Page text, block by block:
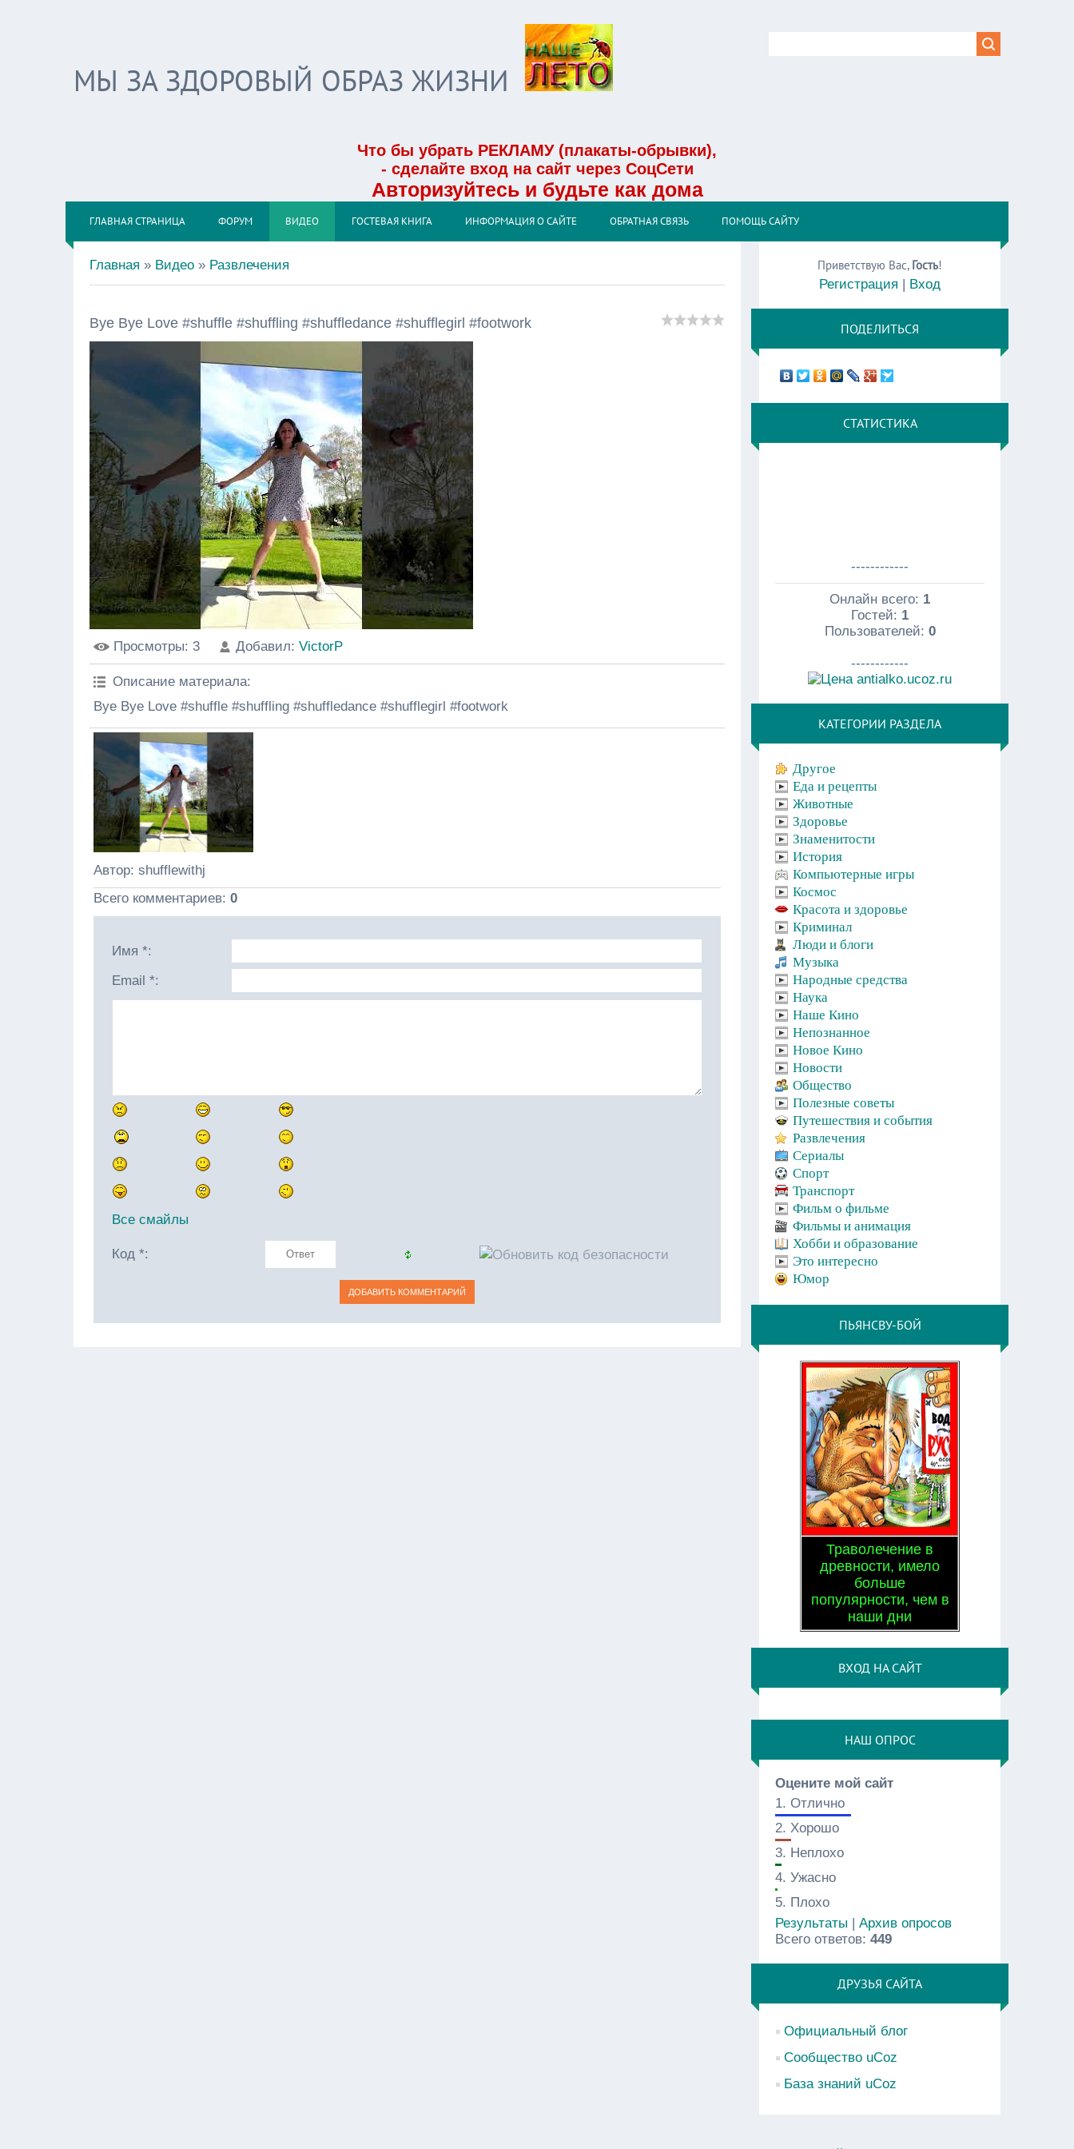
МЫ ЗА ЗДОРОВЫЙ ОБРАЗ ЖИЗНИ
Что бы убрать РЕКЛАМУ (плакаты-обрывки),
- сделайте вход на сайт через СоцСети
Авторизуйтесь и будьте как дома
ГЛАВНАЯ СТРАНИЦА ФОРУМ ВИДЕО ГОСТЕВАЯ КНИГА ИНФОРМАЦИЯ О САЙТЕ ОБРАТНАЯ СВЯЗЬ ПОМОЩЬ САЙТУ
Главная » Видео » Развлечения
Bye Bye Love #shuffle #shuffling #shuffledance #shufflegirl #footwork
Просмотры: 3 Добавил: VictorP
Описание материала:
Bye Bye Love #shuffle #shuffling #shuffledance #shufflegirl #footwork
Автор: shufflewithj
Всего комментариев: 0
Имя *:
Email *:
Все смайлы
Код *:
Приветствую Вас, Гость!
Регистрация | Вход
ПОДЕЛИТЬСЯ
СТАТИСТИКА
------------
Онлайн всего: 1
Гостей: 1
Пользователей: 0
------------
КАТЕГОРИИ РАЗДЕЛА
Другое
Еда и рецепты
Животные
Здоровье
Знаменитости
История
Компьютерные игры
Космос
Красота и здоровье
Криминал
Люди и блоги
Музыка
Народные средства
Наука
Наше Кино
Непознанное
Новое Кино
Новости
Общество
Полезные советы
Путешествия и события
Развлечения
Сериалы
Спорт
Транспорт
Фильм о фильме
Фильмы и анимация
Хобби и образование
Это интересно
Юмор
ПЬЯНСВУ-БОЙ
Траволечение в
древности, имело
больше
популярности, чем в
наши дни
ВХОД НА САЙТ
НАШ ОПРОС
Оцените мой сайт
1.Отлично
2.Хорошо
3. Неплохо
4.Ужасно
5. Плохо
Результаты |Архив опросов
Всего ответов:449
ДРУЗЬЯ САЙТА
Официальный блог
Сообщество uCoz
База знаний uCoz